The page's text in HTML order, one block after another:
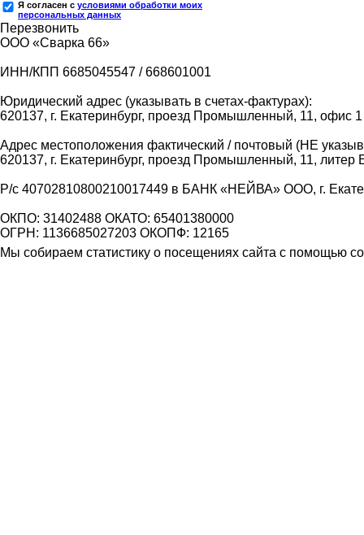
Я согласен с условиями обработки моих
персональных данных
Перезвонить
ООО «Сварка 66»
ИНН/КПП 6685045547 / 668601001
Юридический адрес (указывать в счетах-фактурах):
620137, г. Екатеринбург, проезд Промышленный, 11, офис 1
Адрес местоположения фактический / почтовый (НЕ
620137, г. Екатеринбург, проезд Промышленный, 11, литер
Р/с 40702810800210017449 в БАНК «НЕЙВА» ООО, г.
ОКПО: 31402488 ОКАТО: 65401380000
ОГРН: 1136685027203 ОКОПФ: 12165
Мы собираем статистику о посещениях сайта с помощью